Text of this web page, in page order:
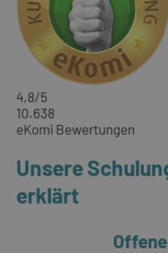
4,8/5
10.638
eKomi Bewertungen
Unsere
erklärt